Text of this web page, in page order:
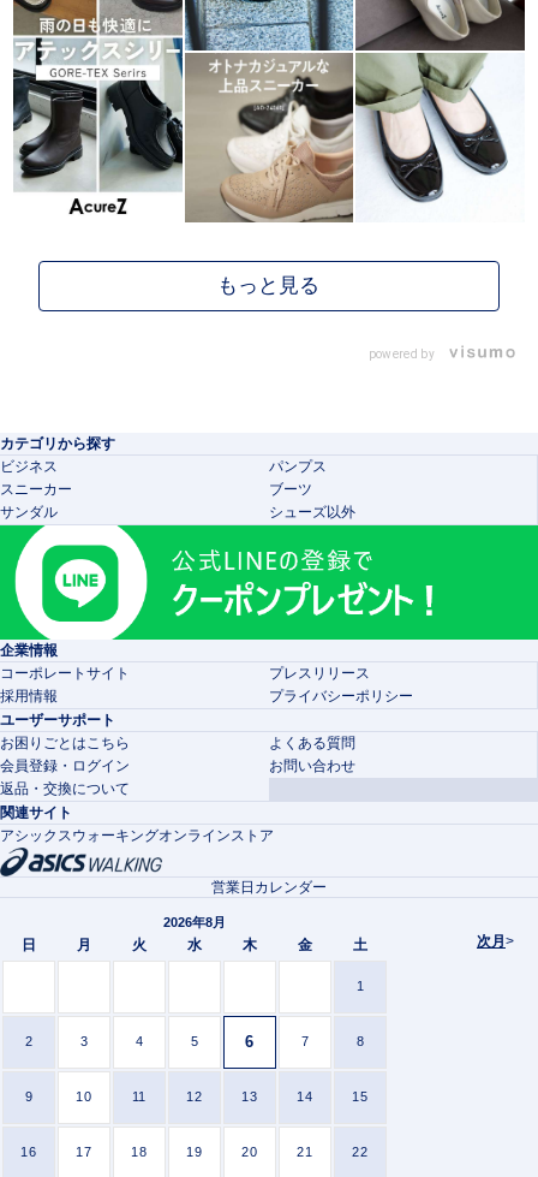
powered by
カテゴリから探す
ビジネス
パンプス
スニーカー
ブーツ
サンダル
シューズ以外
企業情報
コーポレートサイト
プレスリリース
採用情報
プライバシーポリシー
ユーザーサポート
お困りごとはこちら
よくある質問
会員登録・ログイン
お問い合わせ
返品・交換について
関連サイト
アシックスウォーキングオンラインストア
次月>
営業日カレンダー
2026年8月
日 月 火 水 木 金 土
1
2 3 4 5 6 7 8
9 10 11 12 13 14 15
16 17 18 19 20 21 22